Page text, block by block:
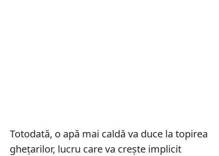
Totodată, o apă mai caldă va duce la topirea
ghețarilor, lucru care va crește implicit